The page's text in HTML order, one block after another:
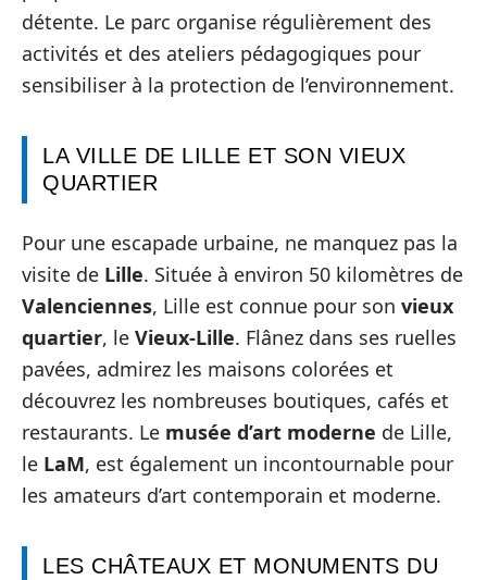
détente. Le parc organise régulièrement des
activités et des ateliers pédagogiques pour
sensibiliser à la protection de l’environnement.
LA VILLE DE LILLE ET SON VIEUX
QUARTIER
Pour une escapade urbaine, ne manquez pas la
visite de Lille. Située à environ 50 kilomètres de
Valenciennes, Lille est connue pour son vieux
quartier, le Vieux-Lille. Flânez dans ses ruelles
pavées, admirez les maisons colorées et
découvrez les nombreuses boutiques, cafés et
restaurants. Le musée d’art moderne de Lille,
le LaM, est également un incontournable pour
les amateurs d’art contemporain et moderne.
LES CHÂTEAUX ET MONUMENTS DU